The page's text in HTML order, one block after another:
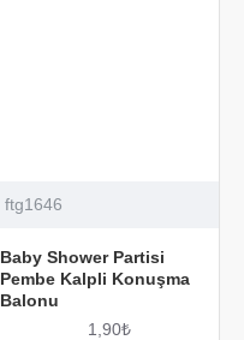
ftg1646
Baby Shower Partisi
Pembe Kalpli Konuşma
Balonu
1,90₺